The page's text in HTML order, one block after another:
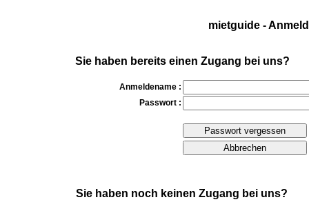
mietguide -
Sie haben bereits einen Zugang bei uns?
Anmeldename :
Passwort :
Sie haben noch keinen Zugang bei uns?